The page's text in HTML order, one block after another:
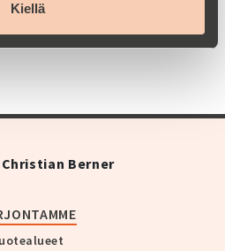
Kiellä
Christian Berner